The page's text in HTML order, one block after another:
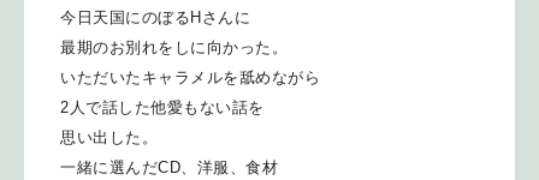
今日天国にのぼるHさんに
最期のお別れをしに向かった。
いただいたキャラメルを舐めながら
2人で話した他愛もない話を
思い出した。
一緒に選んだCD、洋服、食材